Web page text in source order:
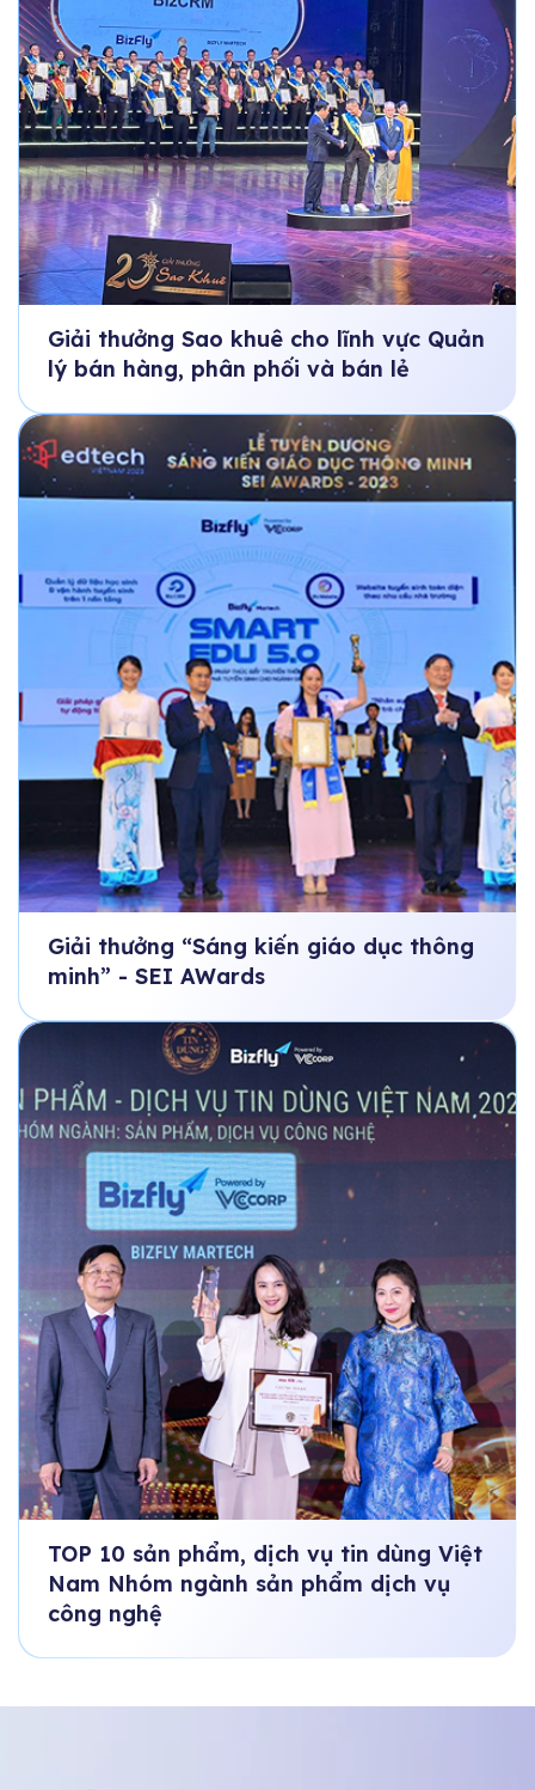
Giải thưởng Sao khuê cho lĩnh vực Quản
lý bán hàng, phân phối và bán lẻ
Giải thưởng “Sáng kiến giáo dục thông
minh” - SEI AWards
TOP 10 sản phẩm, dịch vụ tin dùng Việt
Nam Nhóm ngành sản phẩm dịch vụ
công nghệ